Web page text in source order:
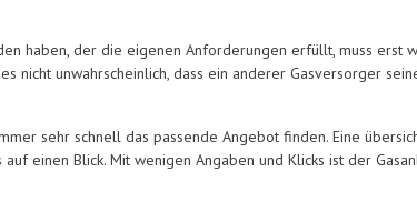
haben, der die eigenen Anforderungen erfüllt, muss erst
nicht unwahrscheinlich, dass ein anderer Gasversorger
sehr schnell das passende Angebot finden. Eine
einen Blick. Mit wenigen Angaben und Klicks ist der